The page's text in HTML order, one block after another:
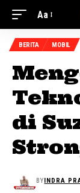
Aa
BERITA MOBIL
di
BYINDRA